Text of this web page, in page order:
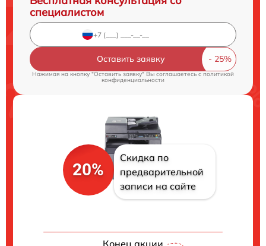
специалистом
Оставить заявку
Нажимая на кнопку "Оставить заявку" Вы соглашаетесь cполитикой
конфиденциальности
20%
Скидка по
предварительной
записи на сайте